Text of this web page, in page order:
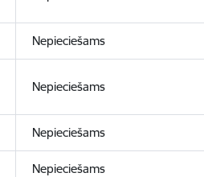
Nepieciešams
Nepieciešams
Nepieciešams
Nepieciešams